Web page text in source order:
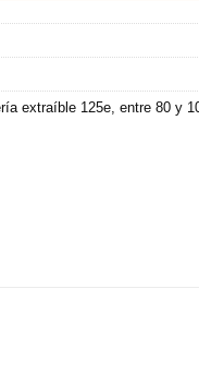
extraíble 125e ,entre 80 y